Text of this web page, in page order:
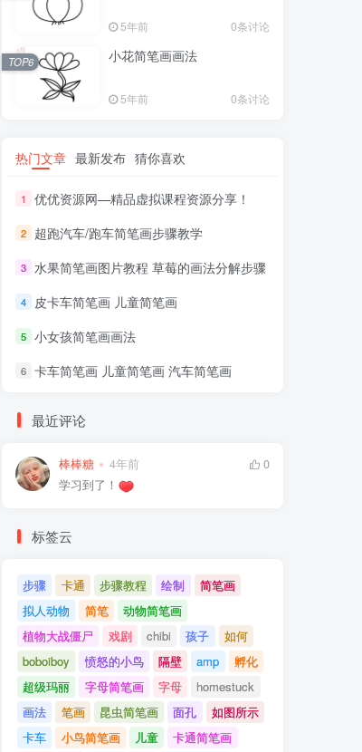
5年前 0条讨论
小花简笔画画法
5年前 0条讨论
TOP6
热门文章 最新发布 猜你喜欢
1 优优资源网—精品虚拟课程资源分享！
2 超跑汽车/跑车简笔画步骤教学
3 水果简笔画图片教程 草莓的画法分解步骤
4 皮卡车简笔画 儿童简笔画
5 小女孩简笔画画法
6 卡车简笔画 儿童简笔画 汽车简笔画
最近评论
棒棒糖 4年前
0
学习到了！
标签云
步骤 卡通 步骤教程 绘制
简笔画
拟人动物
简笔
动物简笔画
植物大战僵尸
戏剧 chibi 孩子
如何
boboiboy
愤怒的小鸟 隔壁 amp
孵化
超级玛丽
字母简笔画 字母
homestuck
画法
笔画 昆虫简笔画 面孔
如图所示
卡车
小鸟简笔画 儿童
卡通简笔画